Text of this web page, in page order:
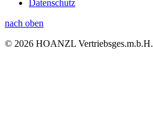
Datenschutz
nach oben
© 2026 HOANZL Vertriebsges.m.b.H.